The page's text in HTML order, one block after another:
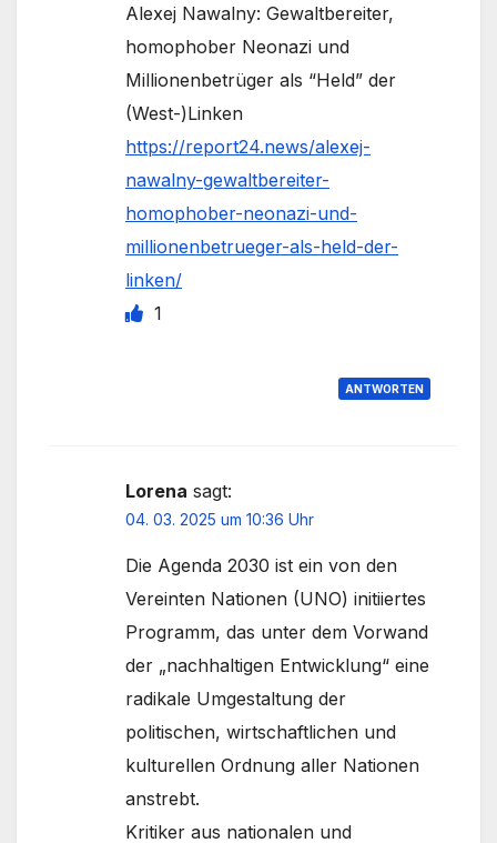
Alexej Nawalny: Gewaltbereiter,
homophober Neonazi und
Millionenbetrüger als “Held” der
(West-)Linken
https://report24.news/alexej-
nawalny-gewaltbereiter-
homophober-neonazi-und-
millionenbetrueger-als-held-der-
linken/
1
ANTWORTEN
Lorena sagt:
04. 03. 2025 um 10:36 Uhr
Die Agenda 2030 ist ein von den
Vereinten Nationen (UNO) initiiertes
Programm, das unter dem Vorwand
der „nachhaltigen Entwicklung“ eine
radikale Umgestaltung der
politischen, wirtschaftlichen und
kulturellen Ordnung aller Nationen
anstrebt.
Kritiker aus nationalen und